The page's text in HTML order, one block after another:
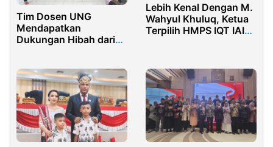
Tim Dosen UNG
Mendapatkan
Dukungan Hibah dari
Literasi Interaktif di
Rumah Pintar Tanjung
Kramat
Lebih Kenal Dengan M.
Wahyul Khuluq, Ketua
Terpilih HMPS IQT IAIN